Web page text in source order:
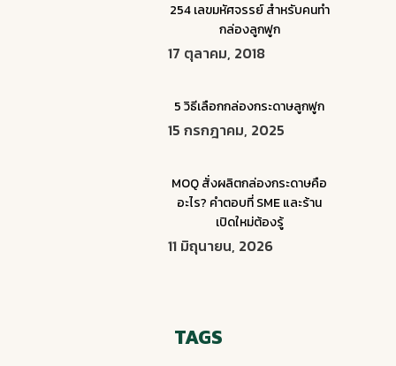
254 เลขมหัศจรรย์ สำหรับคนทำ
กล่องลูกฟูก
17 ตุลาคม, 2018
5 วิธีเลือกกล่องกระดาษลูกฟูก
15 กรกฎาคม, 2025
MOQ สั่งผลิตกล่องกระดาษคือ
อะไร? คำตอบที่ SME และร้าน
เปิดใหม่ต้องรู้
11 มิถุนายน, 2026
TAGS